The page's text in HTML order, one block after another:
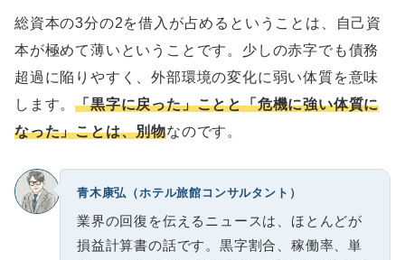
総資本の3分の2を借入が占めるということは、自己資
本が極めて薄いということです。少しの赤字でも債務
超過に陥りやすく、外部環境の変化に弱い体質を意味
します。「黒字に戻った」ことと「危機に強い体質に
なった」ことは、別物なのです。
青木康弘（ホテル旅館コンサルタント）
業界の回復を伝えるニュースは、ほとんどが
損益計算書の話です。黒字割合、稼働率、単